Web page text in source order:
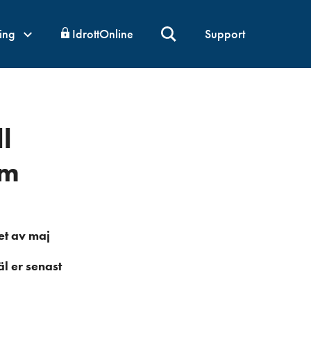
IdrottOnline Support
av maj
er senast